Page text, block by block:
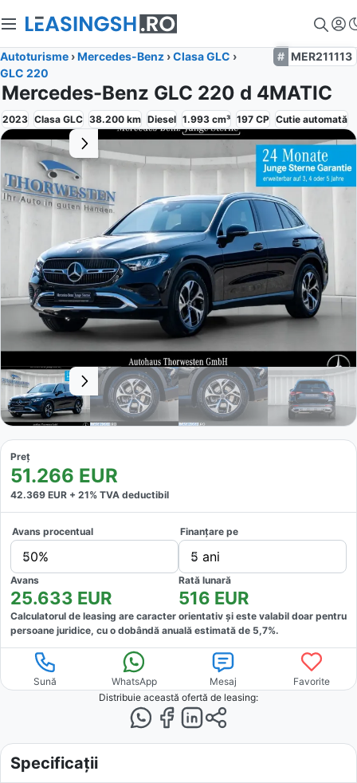
Autoturisme ›Mercedes-Benz ›Clasa GLC ›
GLC 220
MER211113
Mercedes-Benz GLC 220 d 4MATIC
2023 Clasa GLC 38.200 km Diesel 1.993 cm³ 197 CP Cutie automată
Preț
51.266 EUR
42.369 EUR + 21% TVA deductibil
Avans procentual
50%
Finanțare pe
5 ani
Avans
25.633 EUR
Rată lunară
516 EUR
Calculatorul de leasing are caracter orientativ și este valabil doar pentru
persoane juridice, cu o dobândă anuală estimată de 5,7%.
Sună WhatsApp Mesaj
Favorite
Distribuie această ofertă de leasing:
Specificații